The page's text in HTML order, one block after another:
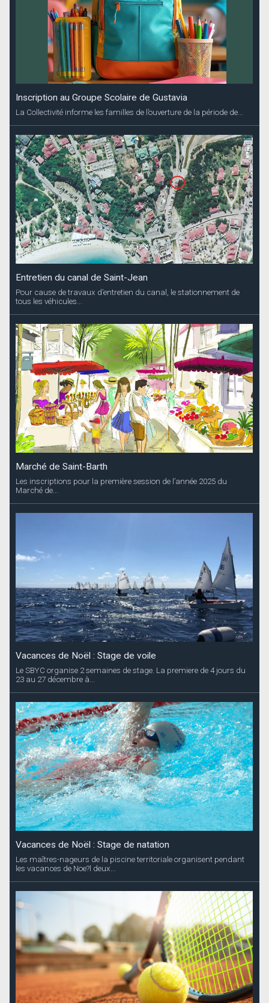
Inscription au Groupe Scolaire de Gustavia
La Collectivité informe les familles de l’ouverture de la période de...
Entretien du canal de Saint-Jean
Pour cause de travaux d’entretien du canal, le stationnement de
tous les véhicules...
Marché de Saint-Barth
Les inscriptions pour la première session de l’année 2025 du
Marché de...
Vacances de Noël : Stage de voile
Le SBYC organise 2 semaines de stage. La premiere de 4 jours du
23 au 27 décembre à...
Vacances de Noël : Stage de natation
Les maîtres-nageurs de la piscine territoriale organisent pendant
les vacances de Noe?l deux...